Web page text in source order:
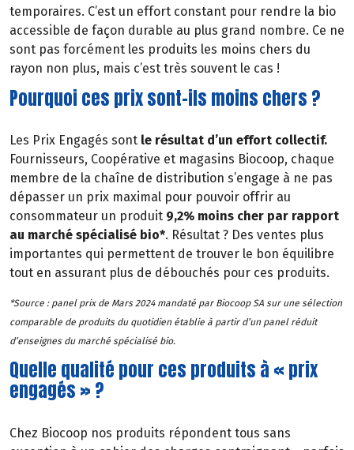
temporaires. C’est un effort constant pour rendre la bio
accessible de façon durable au plus grand nombre. Ce ne
sont pas forcément les produits les moins chers du
rayon non plus, mais c’est très souvent le cas !
Pourquoi ces prix sont-ils moins chers ?
Les Prix Engagés sont le résultat d’un effort collectif.
Fournisseurs, Coopérative et magasins Biocoop, chaque
membre de la chaîne de distribution s’engage à ne pas
dépasser un prix maximal pour pouvoir offrir au
consommateur un produit 9,2% moins cher par rapport
au marché spécialisé bio*. Résultat ? Des ventes plus
importantes qui permettent de trouver le bon équilibre
tout en assurant plus de débouchés pour ces produits.
*Source : panel prix de Mars 2024 mandaté par Biocoop SA sur une sélection
comparable de produits du quotidien établie à partir d’un panel réduit
d’enseignes du marché spécialisé bio.
Quelle qualité pour ces produits à « prix
engagés » ?
Chez Biocoop nos produits répondent tous sans